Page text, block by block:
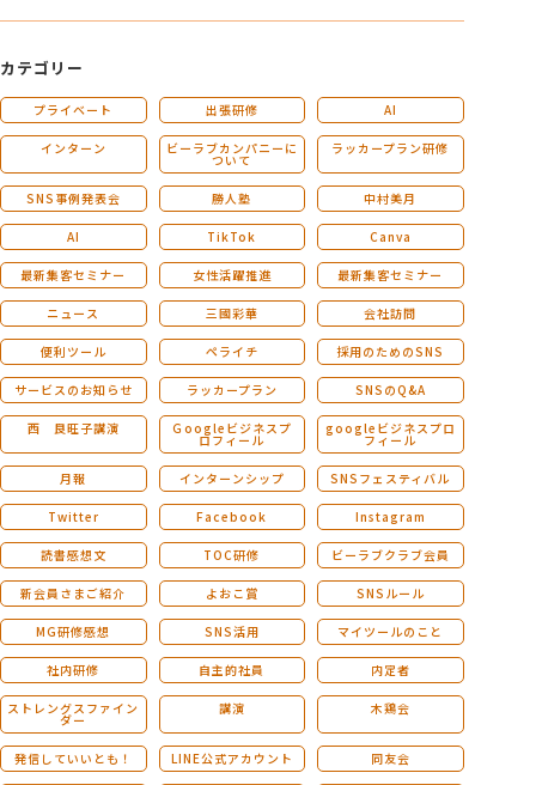
カテゴリー
プライベート 出張研修 AI
インターン ビーラブカンパニーに
ついて
ラッカープラン研修
SNS事例発表会 勝人塾 中村美月
AI TikTok Canva
最新集客セミナー 女性活躍推進 最新集客セミナー
ニュース 三國彩華 会社訪問
便利ツール ペライチ 採用のためのSNS
サービスのお知らせ ラッカープラン SNSのQ&A
西 良旺子講演 Ｇoogleビジネスプ
ロフィール
googleビジネスプロ
フィール
月報 インターンシップ SNSフェスティバル
Twitter Facebook Instagram
読書感想文 TOC研修 ビーラブクラブ会員
新会員さまご紹介 よおこ賞 SNSルール
MG研修感想 SNS活用 マイツールのこと
社内研修 自主的社員 内定者
ストレングスファイン
ダー
講演 木鶏会
発信していいとも！ LINE公式アカウント 同友会